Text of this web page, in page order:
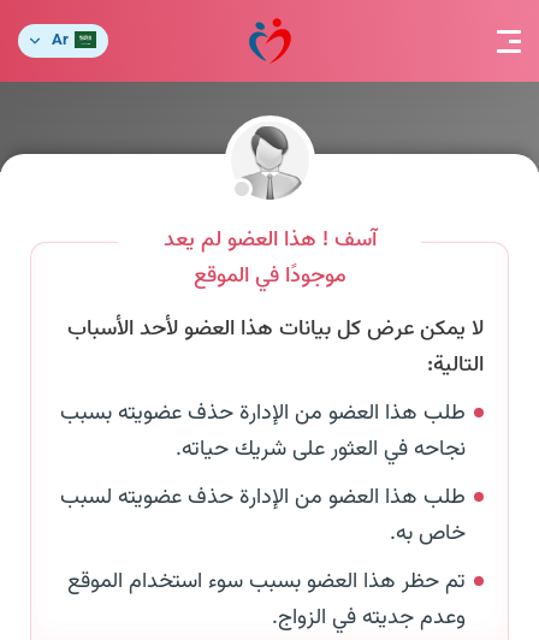
Ar
آسف ! هذا العضو لم يعد
موجودًا في الموقع
لا يمكن عرض كل بيانات هذا العضو لأحد الأسباب
التالية:
طلب هذا العضو من الإدارة حذف عضويته بسبب
نجاحه في العثور على شريك حياته.
طلب هذا العضو من الإدارة حذف عضويته لسبب
خاص به.
تم حظر هذا العضو بسبب سوء استخدام الموقع
وعدم جديته في الزواج.